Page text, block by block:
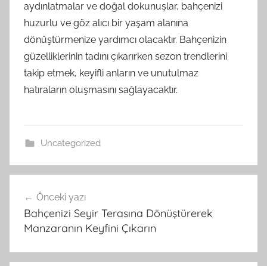
aydınlatmalar ve doğal dokunuşlar, bahçenizi
huzurlu ve göz alıcı bir yaşam alanına
dönüştürmenize yardımcı olacaktır. Bahçenizin
güzelliklerinin tadını çıkarırken sezon trendlerini
takip etmek, keyifli anların ve unutulmaz
hatıraların oluşmasını sağlayacaktır.
Uncategorized
gezinmesi
Önceki yazı
Bahçenizi Seyir Terasına Dönüştürerek
Manzaranın Keyfini Çıkarın